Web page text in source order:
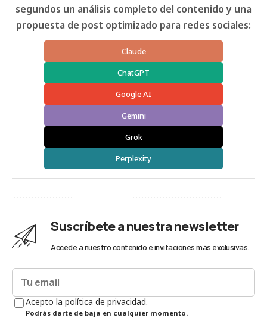
segundos un análisis completo del contenido y una
propuesta de post optimizado para redes sociales:
Claude
ChatGPT
Google AI
Gemini
Grok
Perplexity
Suscríbete a nuestra newsletter
Accede a nuestro contenido e invitaciones más exclusivas.
Acepto la política de privacidad.
Podrás darte de baja en cualquier momento.